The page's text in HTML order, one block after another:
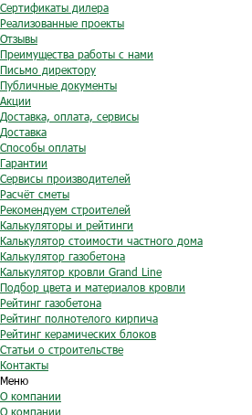
Сертификаты дилера
Реализованные проекты
Отзывы
Преимущества работы с нами
Письмо директору
Публичные документы
Акции
Доставка, оплата, сервисы
Доставка
Способы оплаты
Гарантии
Сервисы производителей
Расчёт сметы
Рекомендуем строителей
Калькуляторы и рейтинги
Калькулятор стоимости частного дома
Калькулятор газобетона
Калькулятор кровли Grand Line
Подбор цвета и материалов кровли
Рейтинг газобетона
Рейтинг полнотелого кирпича
Рейтинг керамических блоков
Статьи о строительстве
Контакты
Меню
О компании
О компании